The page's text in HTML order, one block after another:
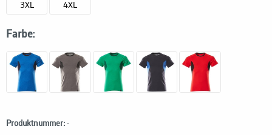
3XL 4XL
Farbe:
Produktnummer: -